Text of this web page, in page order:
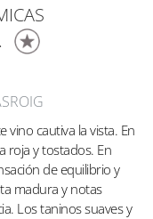
vino cautiva la vista. En
roja y tostados. En
de equilibrio y
madura y notas
Los taninos suaves y